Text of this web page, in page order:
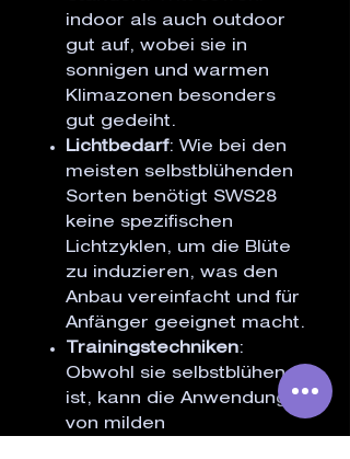
indoor als auch outdoor
gut auf, wobei sie in
sonnigen und warmen
Klimazonen besonders
gut gedeiht.
Lichtbedarf: Wie bei den
meisten selbstblühenden
Sorten benötigt SWS28
keine spezifischen
Lichtzyklen, um die Blüte
zu induzieren, was den
Anbau vereinfacht und für
Anfänger geeignet macht.
Trainingstechniken:
Obwohl sie selbstblühend
ist, kann die Anwendung
von milden